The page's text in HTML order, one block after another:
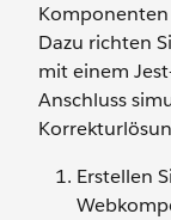
Dazu richten
mit einem
Anschluss
Erstellen